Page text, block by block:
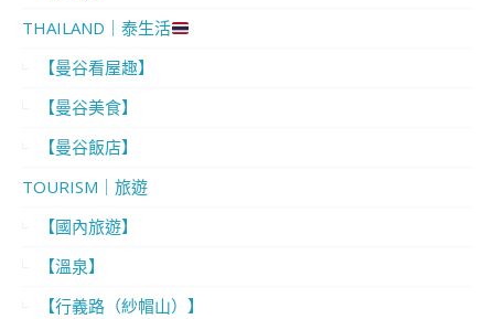
THAILAND｜泰生活
【曼谷看屋趣】
【曼谷美食】
【曼谷飯店】
TOURISM｜旅遊
【國內旅遊】
【溫泉】
【行義路（紗帽山）】